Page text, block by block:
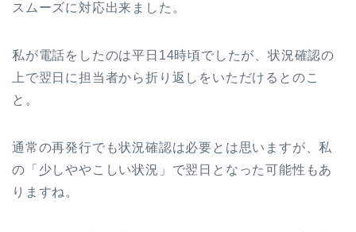
スムーズに対応出来ました。
私が電話をしたのは平日14時頃でしたが、状況確認の
上で翌日に担当者から折り返しをいただけるとのこ
と。
通常の再発行でも状況確認は必要とは思いますが、私
の「少しややこしい状況」で翌日となった可能性もあ
りますね。